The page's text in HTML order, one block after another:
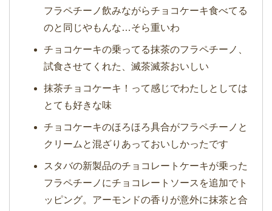
フラペチーノ飲みながらチョコケーキ食べてる
のと同じやもんな…そら重いわ
チョコケーキの乗ってる抹茶のフラペチーノ、
試食させてくれた、滅茶滅茶おいしい
抹茶チョコケーキ！って感じでわたしとしては
とても好きな味
チョコケーキのほろほろ具合がフラペチーノと
クリームと混ざりあっておいしかったです
スタバの新製品のチョコレートケーキが乗った
フラペチーノにチョコレートソースを追加でト
ッピング。アーモンドの香りが意外に抹茶と合